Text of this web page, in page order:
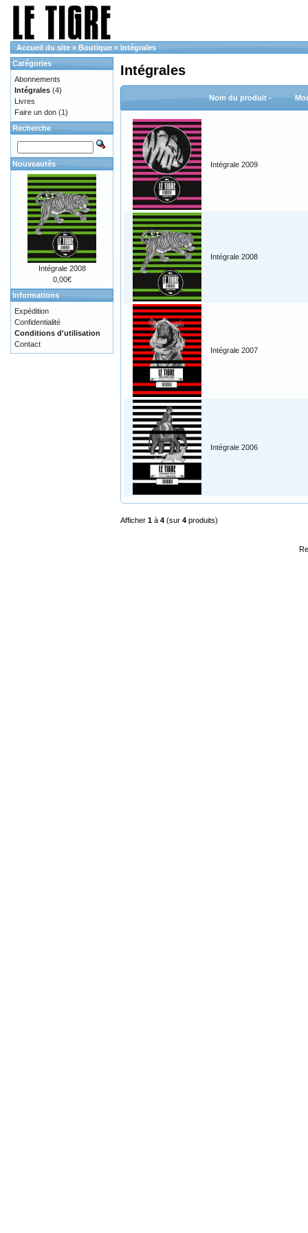
Accueil du site » Boutique » Intégrales
Intégrales
Nom du produit -
Intégrale 2009
Intégrale 2008
Intégrale 2007
Intégrale 2006
Afficher 1 à 4 (sur 4 produits)
Catégories
Abonnements
Intégrales (4)
Livres
Faire un don (1)
Recherche
Nouveautés
Intégrale 2008
0,00€
Informations
Expédition
Confidentialité
Conditions d'utilisation
Contact